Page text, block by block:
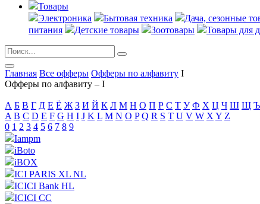
Товары
Электроника
Бытовая техника Дача, сезонные
питания
Детские товары Зоотовары Товары для
Главная Все офферы Офферы по алфавиту I
Офферы по алфавиту – I
А Б В Г Д Е Ё Ж З И Й К Л М Н О П Р С Т У Ф Х Ц Ч Ш Щ Ъ
A B C D E F G H I J K L M N O P Q R S T U V W X Y Z
0 1 2 3 4 5 6 7 8 9
Iampm
iBoto
iBOX
ICI PARIS XL NL
ICICI Bank HL
ICICI CC